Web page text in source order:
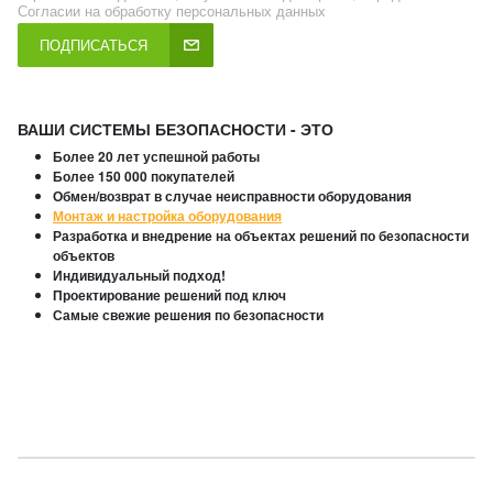
Согласии на обработку персональных данных
ПОДПИСАТЬСЯ
ВАШИ СИСТЕМЫ БЕЗОПАСНОСТИ - ЭТО
Более 20 лет успешной работы
Более 150 000 покупателей
Обмен/возврат в случае неисправности оборудования
Монтаж и настройка оборудования
Разработка и внедрение на объектах решений по безопасности
объектов
Индивидуальный подход!
Проектирование решений под ключ
Самые свежие решения по безопасности